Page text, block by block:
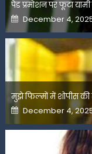
पेड प्रमोशन पर फूटा
Posted
on
December 4,
मुझे फिल्मों में शोपीस
Posted
on
December 4,